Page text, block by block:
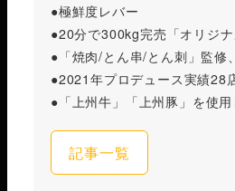
●極鮮度レバー
●20分で300kg完売「オリジナ
●「焼肉/とん串/とん刺」監修
●2021年プロデュース実績28
●「上州牛」「上州豚」を使
記事一覧